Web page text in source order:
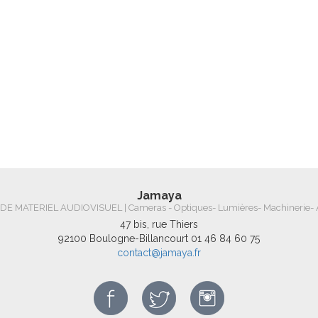
Jamaya
DE MATERIEL AUDIOVISUEL | Cameras - Optiques- Lumières- Machinerie-
47 bis, rue Thiers
92100 Boulogne-Billancourt 01 46 84 60 75
contact@jamaya.fr